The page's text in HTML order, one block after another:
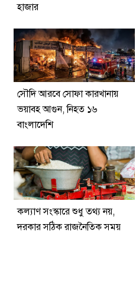
হাজার
সৌদি আরবে সোফা কারখানায়
ভয়াবহ আগুন, নিহত ১৬
বাংলাদেশি
কল্যাণ সংস্কারে শুধু তথ্য নয়,
দরকার সঠিক রাজনৈতিক সময়